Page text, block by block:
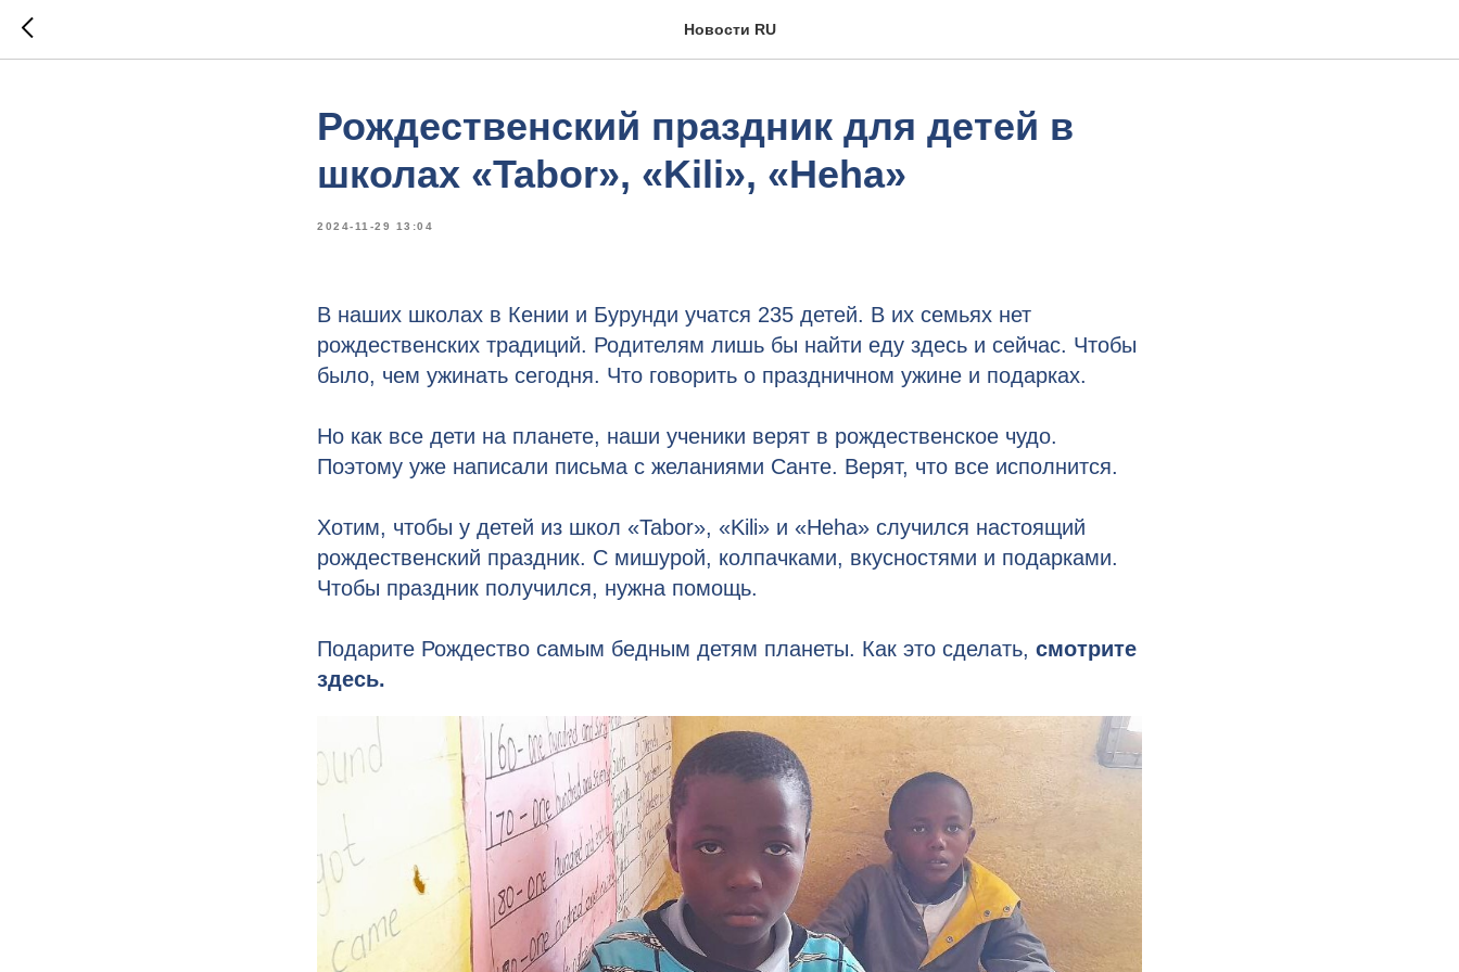
Новости RU
Рождественский праздник для детей в
школах «Tabor», «Kili», «Heha»
2024-11-29 13:04
В наших школах в Кении и Бурунди учатся 235 детей. В их семьях нет
рождественских традиций. Родителям лишь бы найти еду здесь и сейчас. Чтобы
было, чем ужинать сегодня. Что говорить о праздничном ужине и подарках.
Но как все дети на планете, наши ученики верят в рождественское чудо.
Поэтому уже написали письма с желаниями Санте. Верят, что все исполнится.
Хотим, чтобы у детей из школ «Tabor», «Kili» и «Heha» случился настоящий
рождественский праздник. С мишурой, колпачками, вкусностями и подарками.
Чтобы праздник получился, нужна помощь.
Подарите Рождество самым бедным детям планеты. Как это сделать, смотрите
здесь.